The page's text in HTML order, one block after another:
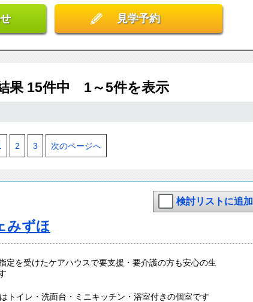
見学予約
果 15件中 1～5件を表示
2 3 次のページへ
検討リストに追加
みずほ
定を受けたケアハウスで要支援・要介護の方も安心の生
トイレ・洗面台・ミニキッチン・浴室付きの個室です